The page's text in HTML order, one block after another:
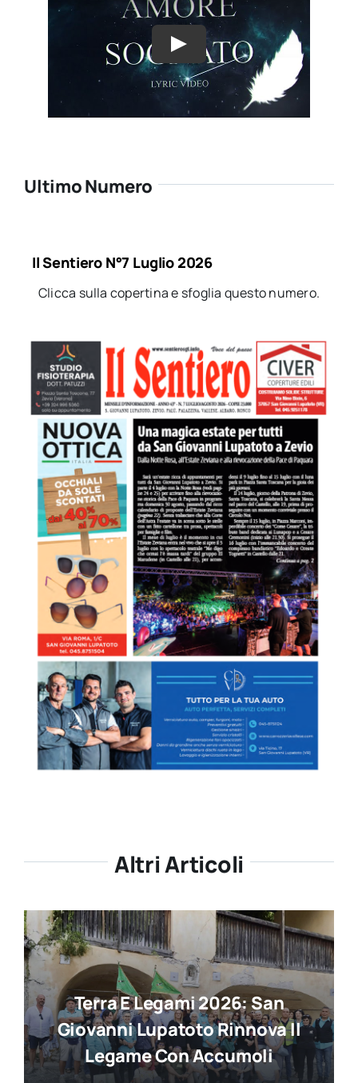
Ultimo Numero
Il Sentiero N°7 Luglio 2026
Clicca sulla copertina e sfoglia questo numero.
Altri Articoli
Terra E Legami 2026: San
Giovanni Lupatoto Rinnova Il
Legame Con Accumoli